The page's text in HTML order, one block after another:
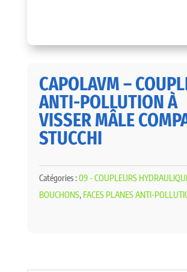
CAPOLAVM –
ANTI-POLLUTION À
VISSER MÂLE
STUCCHI
Catégories :09 - COUPLEURS
BOUCHONS, FACES PLANES ANTI-